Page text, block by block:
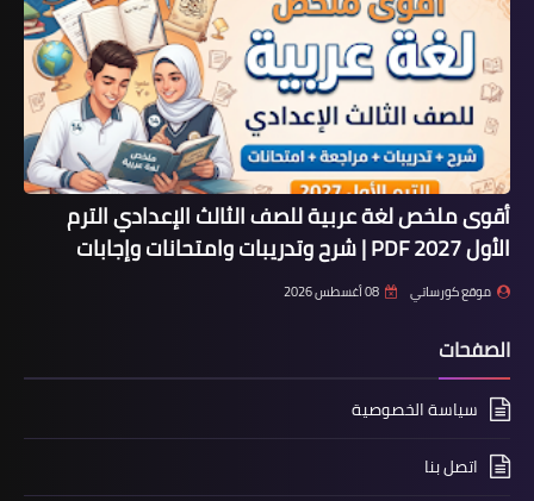
أقوى ملخص لغة عربية للصف الثالث الإعدادي الترم
الأول 2027 PDF | شرح وتدريبات وامتحانات وإجابات
موقع كورساتي 08 أغسطس 2026
الصفحات
سياسة الخصوصية
اتصل بنا